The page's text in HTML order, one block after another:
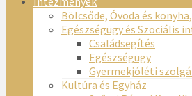
Bölcsőde, Óvoda és
Egészségügy és Szociális
Családsegítés
Egészségügy
Gyermekjóléti
Kultúra és Egyház